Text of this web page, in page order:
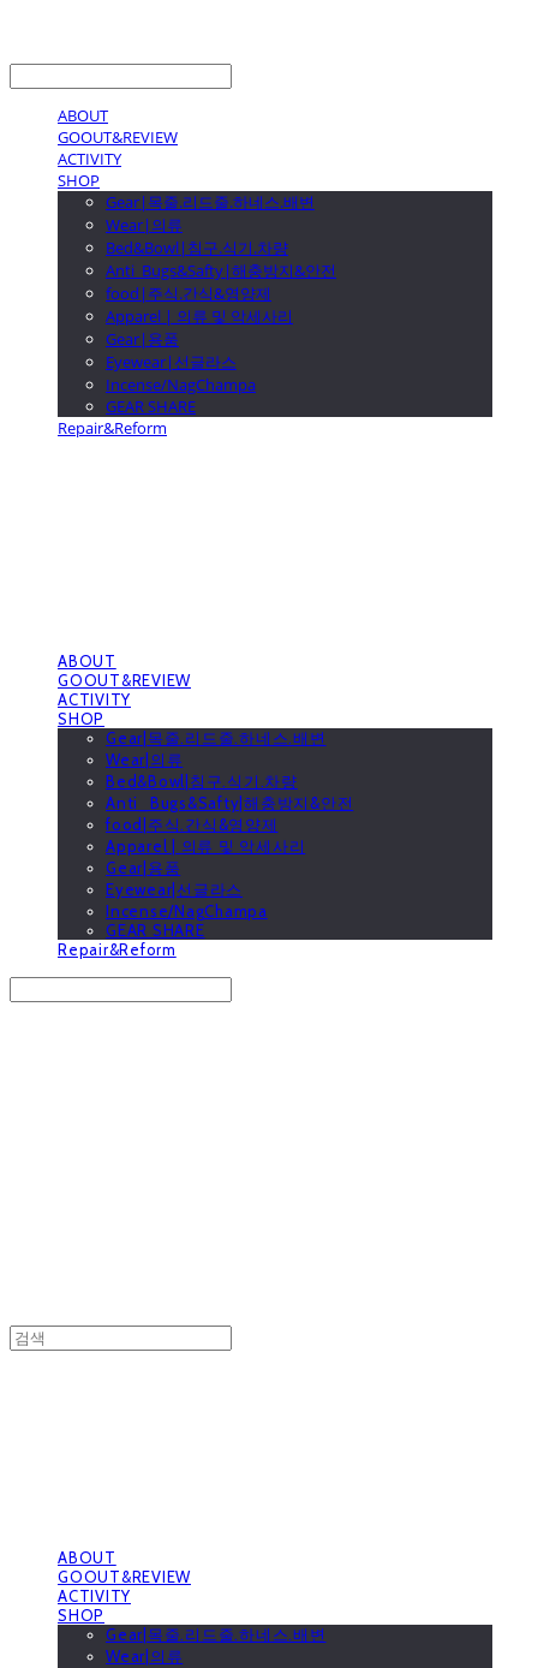
ABOUT
GOOUT&REVIEW
ACTIVITY
SHOP
Gear|목줄.리드줄.하네스.배변
Wear|의류
Bed&Bowl|침구.식기.차량
Anti_Bugs&Safty|해충방지&안전
food|주식.간식&영양제
Apparel | 의류 및 악세사리
Gear|용품
Eyewear|선글라스
Incense/NagChampa
GEAR SHARE
Repair&Reform
ABOUT
GOOUT&REVIEW
ACTIVITY
SHOP
Gear|목줄.리드줄.하네스.배변
Wear|의류
Bed&Bowl|침구.식기.차량
Anti_Bugs&Safty|해충방지&안전
food|주식.간식&영양제
Apparel | 의류 및 악세사리
Gear|용품
Eyewear|선글라스
Incense/NagChampa
GEAR SHARE
Repair&Reform
ABOUT
GOOUT&REVIEW
ACTIVITY
SHOP
Gear|목줄.리드줄.하네스.배변
Wear|의류